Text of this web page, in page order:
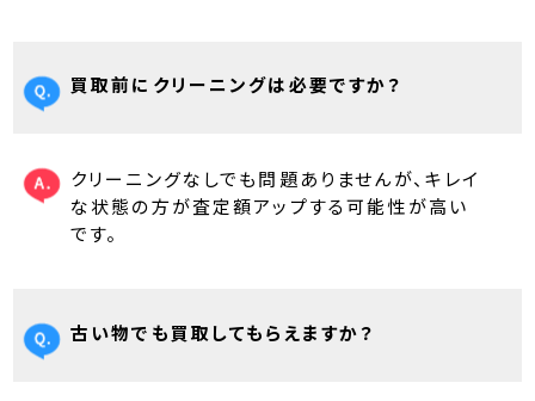
買取前にクリーニングは必要ですか？
クリーニングなしでも問題ありませんが、キレイ
な状態の方が査定額アップする可能性が高い
です。
古い物でも買取してもらえますか？